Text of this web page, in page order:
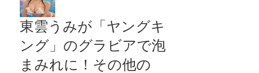
東雲うみが「ヤングキ
ング」のグラビアで泡
まみれに！その他の